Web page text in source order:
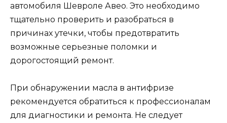
автомобиля Шевроле Авео. Это необходимо
тщательно проверить и разобраться в
причинах утечки, чтобы предотвратить
возможные серьезные поломки и
дорогостоящий ремонт.
При обнаружении масла в антифризе
рекомендуется обратиться к профессионалам
для диагностики и ремонта. Не следует